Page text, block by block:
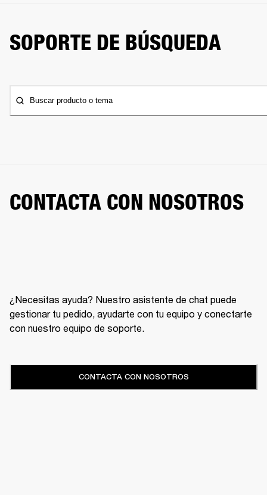
SOPORTE DE BÚSQUEDA
Buscar producto o tema
CONTACTA CON NOSOTROS
¿Necesitas ayuda? Nuestro asistente de chat puede
gestionar tu pedido, ayudarte con tu equipo y conectarte
con nuestro equipo de soporte.
CONTACTA CON NOSOTROS